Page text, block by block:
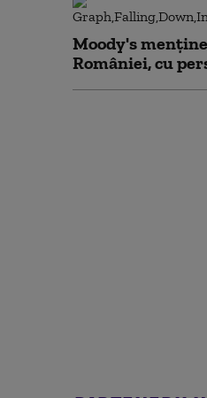
Moody's
României, cu